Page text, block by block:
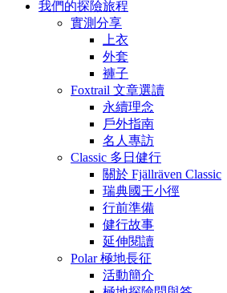
我們的探險旅程
實測分享
上衣
外套
褲子
Foxtrail 文章選讀
永續理念
戶外指南
名人專訪
Classic 多日健行
關於 Fjällräven Classic
瑞典國王小徑
行前準備
健行故事
延伸閱讀
Polar 極地長征
活動簡介